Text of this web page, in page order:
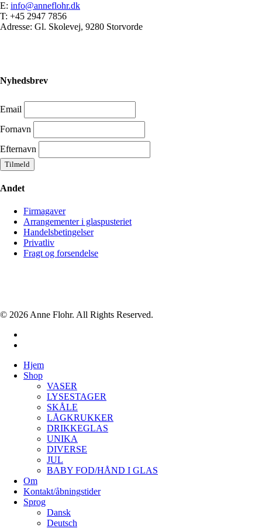
E: info@anneflohr.dk
T: +45 2947 7856
Adresse: Gl. Skolevej, 9280 Storvorde
Nyhedsbrev
Email
Fornavn
Efternavn
Andet
Firmagaver
Arrangementer i glaspusteriet
Handelsbetingelser
Privatliv
Fragt og forsendelse
© 2026 Anne Flohr. All Rights Reserved.
Close
Menu
Hjem
Shop
VASER
LYSESTAGER
SKÅLE
LÅGKRUKKER
DRIKKEGLAS
UNIKA
DIVERSE
JUL
BABY FOD/HÅND I GLAS
Om
Kontakt/åbningstider
Sprog
Dansk
Deutsch